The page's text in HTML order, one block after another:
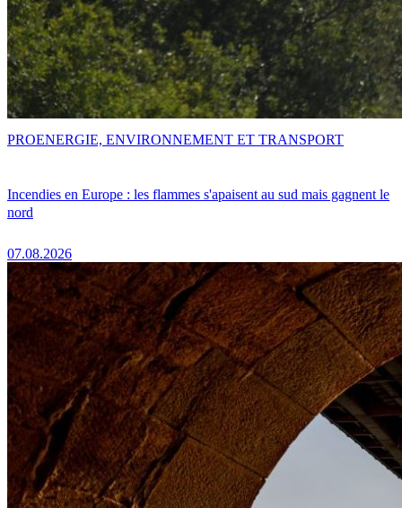
Incendies en Europe : les flammes s'apaisent au sud mais gagnent le
nord
07.08.2026
PROENERGIE, ENVIRONNEMENT ET TRANSPORT